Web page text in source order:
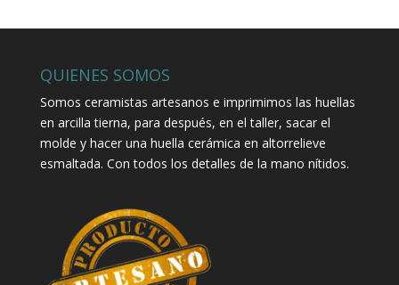
QUIENES SOMOS
Somos ceramistas artesanos e imprimimos las huellas
en arcilla tierna, para después, en el taller, sacar el
molde y hacer una huella cerámica en altorrelieve
esmaltada. Con todos los detalles de la mano nítidos.